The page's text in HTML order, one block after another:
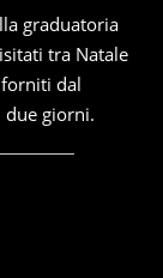
graduatoria
tra Natale
dal
due giorni.